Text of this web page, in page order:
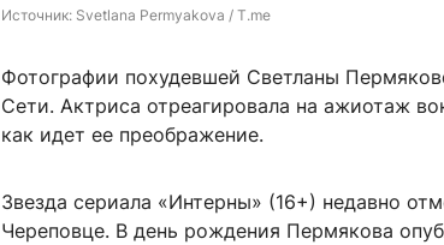
Источник: Svetlana Permyakova / T.me
Фотографии похудевшей Светланы
Сети. Актриса отреагировала на ажиотаж
как идет ее преображение.
Звезда сериала «Интерны» (16+) недавно
Череповце. В день рождения Пермякова